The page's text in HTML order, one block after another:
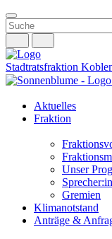
Weiter
zum
Inhalt
Stadtratsfraktion
Aktuelles
Fraktion
Unser
Gremien
Klimanotstand
Anträge &